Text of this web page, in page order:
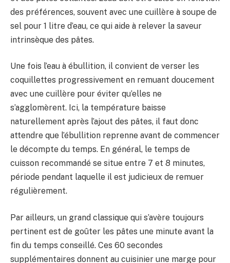
des préférences, souvent avec une cuillère à soupe de
sel pour 1 litre d’eau, ce qui aide à relever la saveur
intrinsèque des pâtes.
Une fois l’eau à ébullition, il convient de verser les
coquillettes progressivement en remuant doucement
avec une cuillère pour éviter qu’elles ne
s’agglomèrent. Ici, la température baisse
naturellement après l’ajout des pâtes, il faut donc
attendre que l’ébullition reprenne avant de commencer
le décompte du temps. En général, le temps de
cuisson recommandé se situe entre 7 et 8 minutes,
période pendant laquelle il est judicieux de remuer
régulièrement.
Par ailleurs, un grand classique qui s’avère toujours
pertinent est de goûter les pâtes une minute avant la
fin du temps conseillé. Ces 60 secondes
supplémentaires donnent au cuisinier une marge pour